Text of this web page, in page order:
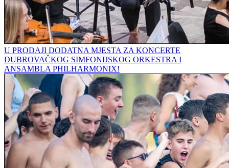
U PRODAJI DODATNA MJESTA ZA KONCERTE
DUBROVAČKOG SIMFONIJSKOG ORKESTRA I
ANSAMBLA PHILHARMONIX!